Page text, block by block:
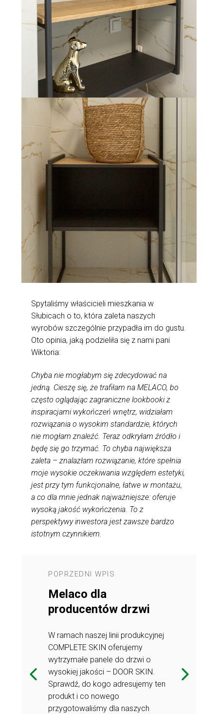
Spytaliśmy właścicieli mieszkania w
Słubicach o to, która zaleta naszych
wyrobów szczególnie przypadła im do gustu.
Oto opinia, jaką podzieliła się z nami pani
Wiktoria:
Chyba nie mogłabym się zdecydować na
jedną. Cieszę się, że trafiłam na MELACO, bo
często oglądając zagraniczne lookbooki z
inspiracjami wykończeń wnętrz, widziałam
rozwiązania o wysokim standardzie, których
nie mogłam znaleźć. Teraz odkryłam źródło i
będę się go trzymać. To chyba największa
zaleta – znalazłam rozwiązanie, które spełnia
moje wysokie oczekiwania względem estetyki,
jest przy tym funkcjonalne, łatwe w montażu,
a co dla mnie jednak najważniejsze: oferuje
wysoką jakość wykończenia. To z
perspektywy inwestora jest zawsze bardzo
istotnym czynnikiem.
POPRZEDNI WPIS
Melaco dla
producentów drzwi
W ramach naszej linii produkcyjnej
COMPLETE SKIN oferujemy
wytrzymałe panele do drzwi o
wysokiej jakości – DOOR SKIN.
Sprawdź, do kogo adresujemy ten
produkt i co nowego
przygotowaliśmy dla naszych